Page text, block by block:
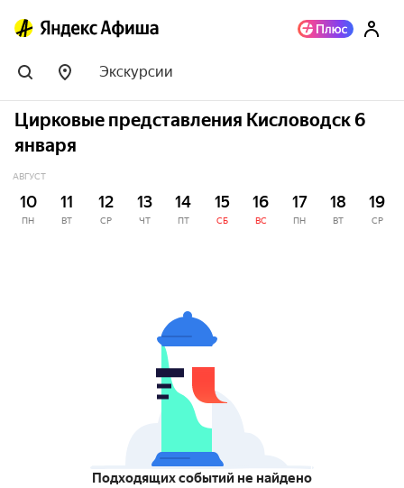
Экскурсии
Цирковые представления Кисловодск 6
января
АВГУСТ
10
ПН
11
ВТ
12
СР
13
ЧТ
14
ПТ
15
СБ
16
ВС
17
ПН
18
ВТ
19
СР
Подходящих событий не найдено